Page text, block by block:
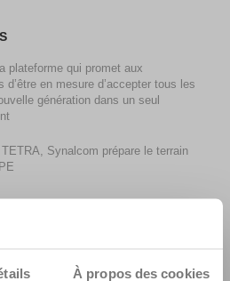
À propos des cookies
plateforme qui promet aux
d’être en mesure d’accepter tous les
génération dans un seul
Synalcom prépare le terrain